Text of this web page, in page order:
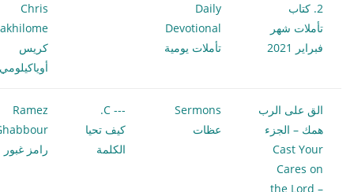
2. كتاب
تأملات شهر
فبراير 2021
Daily
Devotional
تأملات يومية
Chris
كريس
الق على الرب
همك – الجزء
Cast Your
Cares on
the Lord –
Sermons
عظات
--- C.
كيف تحيا
الكلمة
Ramez
رامز غبور